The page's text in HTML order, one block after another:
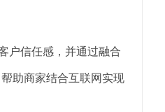
户信任感，并通过融合
助商家结合互联网实现